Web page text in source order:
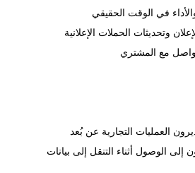
في الوقت الحقيقي
الحملات الإعلانية
المشتري
التجارية عن بُعد
أثناء التنقل إلى بيانات